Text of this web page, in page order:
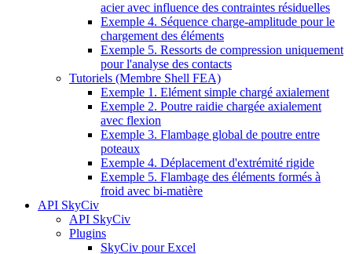
acier avec influence des contraintes résiduelles
Exemple 4. Séquence charge-amplitude pour le
chargement des éléments
Exemple 5. Ressorts de compression uniquement
pour l'analyse des contacts
Tutoriels (Membre Shell FEA)
Exemple 1. Elément simple chargé axialement
Exemple 2. Poutre raidie chargée axialement
avec flexion
Exemple 3. Flambage global de poutre entre
poteaux
Exemple 4. Déplacement d'extrémité rigide
Exemple 5. Flambage des éléments formés à
froid avec bi-matière
API SkyCiv
API SkyCiv
Plugins
SkyCiv pour Excel